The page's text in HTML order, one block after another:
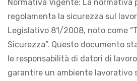
Normativa Vigente: La normativa
regolamenta la sicurezza sul
Legislativo 81/2008, noto come
Sicurezza”. Questo documento
le responsabilità di datori di
garantire un ambiente lavorativo